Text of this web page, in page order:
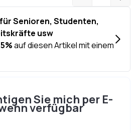
Sie mich per E-
verfügbar